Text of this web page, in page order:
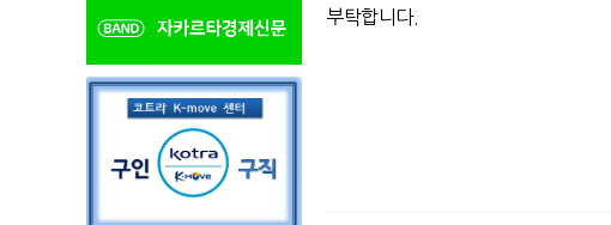
부탁합니다.